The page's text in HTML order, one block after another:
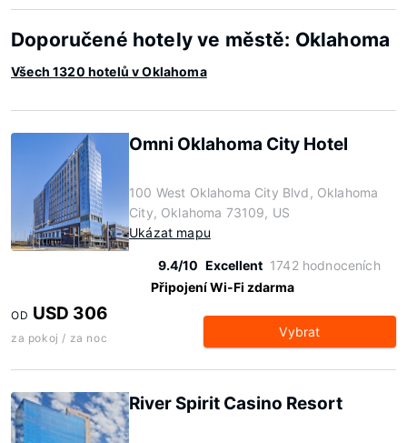
Doporučené hotely ve městě: Oklahoma
Všech 1320 hotelů v Oklahoma
Omni Oklahoma City Hotel
100 West Oklahoma City Blvd, Oklahoma
City, Oklahoma 73109, US
Ukázat mapu
9.4/10 Excellent 1742 hodnoceních
Připojení Wi-Fi zdarma
OD USD 306
za pokoj / za noc Vybrat
River Spirit Casino Resort